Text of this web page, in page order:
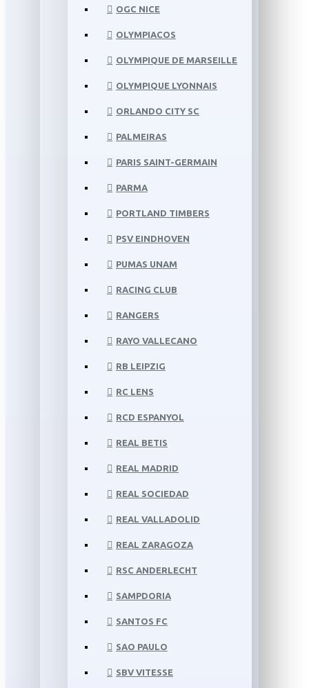
OGC NICE
OLYMPIACOS
OLYMPIQUE DE MARSEILLE
OLYMPIQUE LYONNAIS
ORLANDO CITY SC
PALMEIRAS
PARIS SAINT-GERMAIN
PARMA
PORTLAND TIMBERS
PSV EINDHOVEN
PUMAS UNAM
RACING CLUB
RANGERS
RAYO VALLECANO
RB LEIPZIG
RC LENS
RCD ESPANYOL
REAL BETIS
REAL MADRID
REAL SOCIEDAD
REAL VALLADOLID
REAL ZARAGOZA
RSC ANDERLECHT
SAMPDORIA
SANTOS FC
SAO PAULO
SBV VITESSE